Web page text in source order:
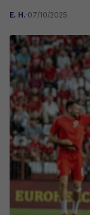
E. H.·07/10/2025